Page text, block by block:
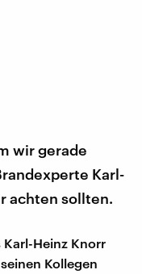
wir gerade
Karl-
achten sollten.
Heinz Knorr
Kollegen